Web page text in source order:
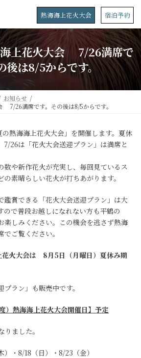
熱海海上花火大会 宿泊予約
上花火大会 7/26満席で
後は8/5からです。
お知らせ
26満席です。その後は8/5からです。
熱海海上花火大会」を開催します。夏休
7/26は「花火大会送迎プラン」は満席と
数や新作花火が充実し、毎回見ているス
素晴らしい花火が打ちあがります。
鑑賞できる「花火大会送迎プラン」は大
ので普段お越しになれない方も平鶴の
楽しみください。この機会を逃さず熱海
ご覧ください。
花火大会は 8月5日（月曜日）夏休み期
ラン」も販売中です。
）熱海海上花火大会開催日】予定
ました。
・8/18（日）・8/23（金）